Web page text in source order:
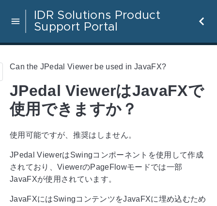
IDR Solutions Product
Support Portal
Can the JPedal Viewer be used in JavaFX?
JPedal ViewerはJavaFXで
使用できますか？
使用可能ですが、推奨はしません。
JPedal ViewerはSwingコンポーネントを使用して作成
されており、ViewerのPageFlowモードでは一部
JavaFXが使用されています。
JavaFXにはSwingコンテンツをJavaFXに埋め込むため